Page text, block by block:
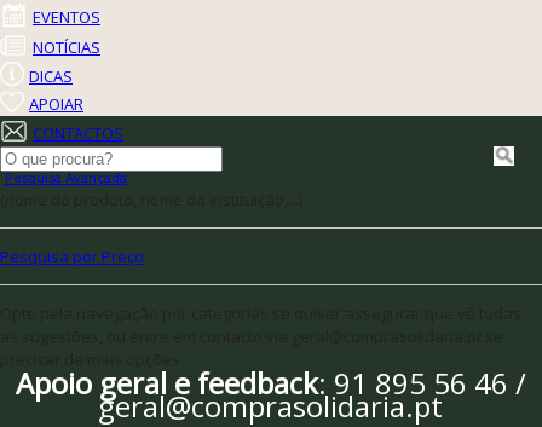
EVENTOS
NOTÍCIAS
DICAS
APOIAR
CONTACTOS
Pesquisa Avançada
Pesquisa por Preço
Apoio geral e feedback: 91 895 56 46 /
geral@comprasolidaria.pt